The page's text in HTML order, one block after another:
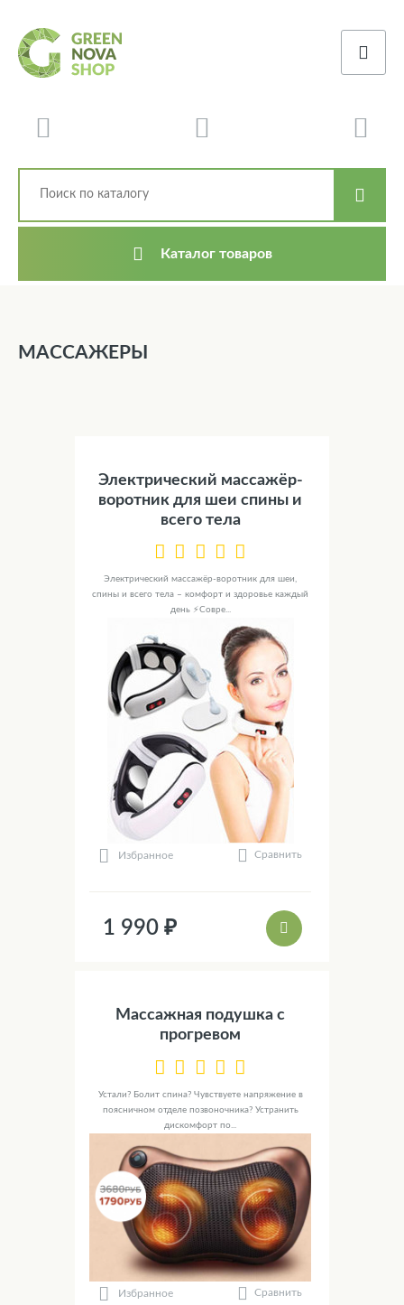
Каталог товаров
МАССАЖЕРЫ
Электрический массажёр-
воротник для шеи спины и
всего тела
Электрический массажёр-воротник для шеи,
спины и всего тела – комфорт и здоровье каждый
день ⚡Совре...
Избранное Сравнить
1 990 ₽
Массажная подушка с
прогревом
Устали? Болит спина? Чувствуете напряжение в
поясничном отделе позвоночника? Устранить
дискомфорт по...
Избранное Сравнить